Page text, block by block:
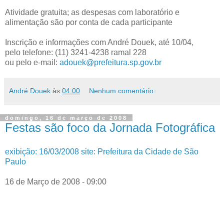
Atividade gratuita; as despesas com laboratório e
alimentação são por conta de cada participante
Inscrição e informações com André Douek, até 10/04,
pelo telefone: (11) 3241-4238 ramal 228
ou pelo e-mail: adouek@prefeitura.sp.gov.br
André Douek às 04:00 Nenhum comentário:
domingo, 16 de março de 2008
Festas são foco da Jornada Fotográfica
exibição: 16/03/2008 site: Prefeitura da Cidade de São
Paulo
16 de Março de 2008 - 09:00